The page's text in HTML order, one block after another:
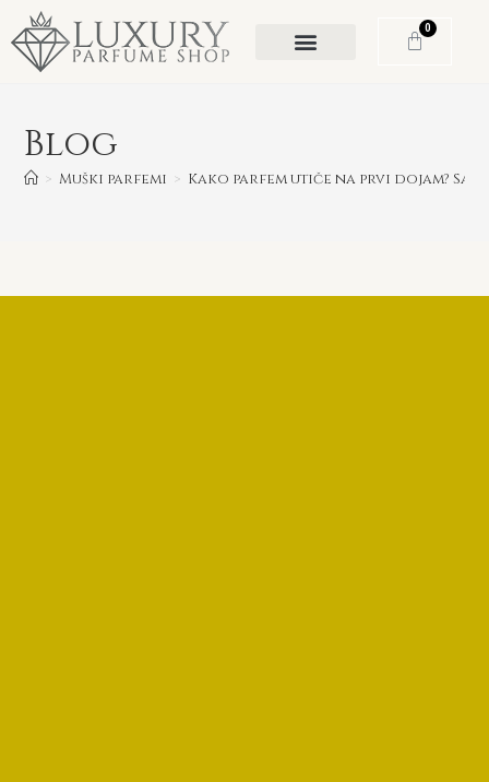
0
Blog
> Muški parfemi > Kako parfem utiče na prvi dojam?